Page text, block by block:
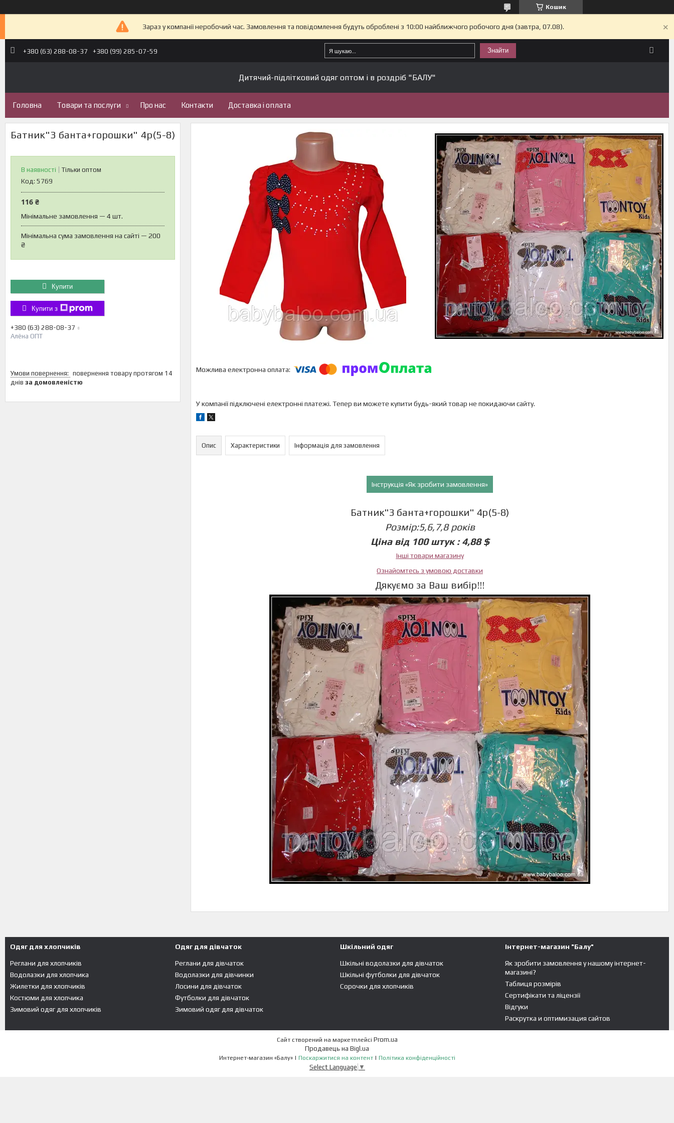
Кошик
Зараз у компанії неробочий час. Замовлення та повідомлення будуть оброблені з 10:00 найближчого робочого дня (завтра, 07.08).
+380 (63) 288-08-37 +380 (99) 285-07-59 Знайти
Дитячий-підлітковий одяг оптом і в роздріб "БАЛУ"
Головна Товари та послуги Про нас Контакти Доставка і оплата
Батник"3 банта+горошки" 4р(5-8)
В наявності
Тільки оптом
Код: 5769
116 ₴
Мінімальне замовлення — 4 шт.
Мінімальна сума замовлення на сайті — 200
₴
Купити
Купити з
+380 (63) 288-08-37
Алёна ОПТ
повернення товару протягом 14
днів за домовленістю
У компанії підключені електронні платежі. Тепер ви можете купити будь-який товар не покидаючи сайту.
Опис Характеристики Інформація для замовлення
Інструкція «Як зробити замовлення»
Батник"3 банта+горошки" 4р(5-8)
Розмір:5,6,7,8 років
Ціна від 100 штук : 4,88 $
Інші товари магазину
Ознайомтесь з умовою доставки
Дякуємо за Ваш вибір!!!
Одяг для хлопчиків
Реглани для хлопчиків
Водолазки для хлопчика
Жилетки для хлопчиків
Костюми для хлопчика
Зимовий одяг для хлопчиків
Одяг для дівчаток
Реглани для дівчаток
Водолазки для дівчинки
Лосини для дівчаток
Футболки для дівчаток
Зимовий одяг для дівчаток
Шкільний одяг
Шкільні водолазки для дівчаток
Шкільні футболки для дівчаток
Сорочки для хлопчиків
Інтернет-магазин "Балу"
Як зробити замовлення у нашому інтернет-
магазині?
Таблиця розмірів
Сертифікати та ліцензії
Відгуки
Раскрутка и оптимизация сайтов
Сайт створений на маркетплейсі Prom.ua
Продавець на Bigl.ua
Интернет-магазин «Балу» | Поскаржитися на контент | Політика конфіденційності
Select Language ▼